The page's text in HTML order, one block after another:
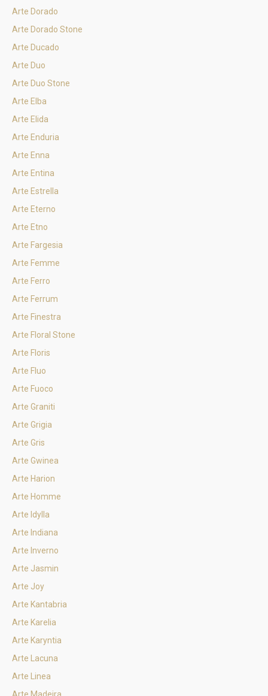
Arte Dorado
Arte Dorado Stone
Arte Ducado
Arte Duo
Arte Duo Stone
Arte Elba
Arte Elida
Arte Enduria
Arte Enna
Arte Entina
Arte Estrella
Arte Eterno
Arte Etno
Arte Fargesia
Arte Femme
Arte Ferro
Arte Ferrum
Arte Finestra
Arte Floral Stone
Arte Floris
Arte Fluo
Arte Fuoco
Arte Graniti
Arte Grigia
Arte Gris
Arte Gwinea
Arte Harion
Arte Homme
Arte Idylla
Arte Indiana
Arte Inverno
Arte Jasmin
Arte Joy
Arte Kantabria
Arte Karelia
Arte Karyntia
Arte Lacuna
Arte Linea